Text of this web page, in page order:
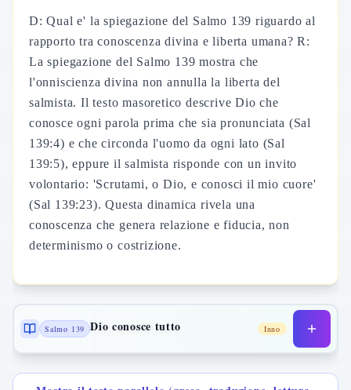
D: Qual e' la spiegazione del Salmo 139 riguardo al
rapporto tra conoscenza divina e liberta umana? R:
La spiegazione del Salmo 139 mostra che
l'onniscienza divina non annulla la liberta del
salmista. Il testo masoretico descrive Dio che
conosce ogni parola prima che sia pronunciata (Sal
139:4) e che circonda l'uomo da ogni lato (Sal
139:5), eppure il salmista risponde con un invito
volontario: 'Scrutami, o Dio, e conosci il mio cuore'
(Sal 139:23). Questa dinamica rivela una
conoscenza che genera relazione e fiducia, non
determinismo o costrizione.
Salmo 139 Dio conosce tutto Inno